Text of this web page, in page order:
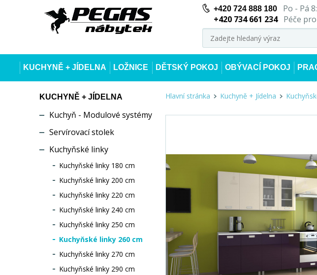
+420 724 888 180Po - Pá
+420 734 661 234
Péče
KUCHYNĚ + JÍDELNA LOŽNICE DĚTSKÝ POKOJ OBÝVACÍ POKOJ
KUCHYNĚ + JÍDELNA
Kuchyň - Modulové systémy
Servírovací stolek
Kuchyňské linky
Kuchyňské linky 180 cm
Kuchyňské linky 200 cm
Kuchyňské linky 220 cm
Kuchyňské linky 240 cm
Kuchyňské linky 250 cm
Kuchyňské linky 260 cm
Kuchyňské linky 270 cm
Kuchyňské linky 290 cm
Hlavní stránka Kuchyně + Jídelna